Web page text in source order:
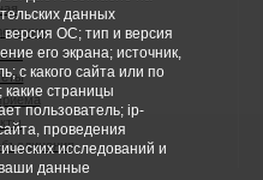
данных
ОС; тип и версия
его экрана; источник,
с какого сайта или по
страницы
пользователь; ip-
проведения
исследований и
данные